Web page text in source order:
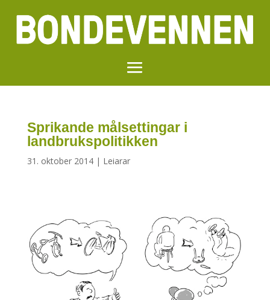
Sprikande målsettingar i
landbrukspolitikken
31. oktober 2014| Leiarar